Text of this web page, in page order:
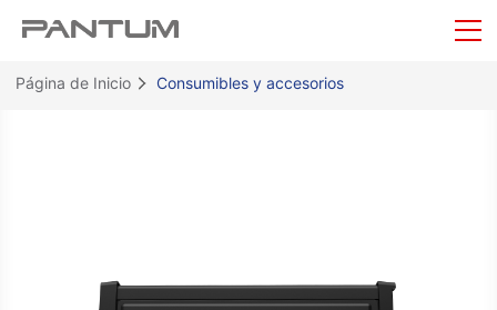
Página de Inicio Consumibles y accesorios